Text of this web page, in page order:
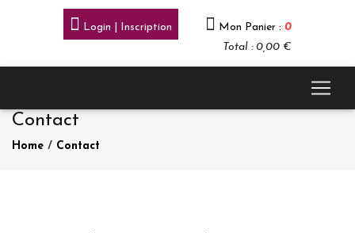
Login | Inscription Mon Panier : 0
Total : 0,00 €
Contact
Home / Contact